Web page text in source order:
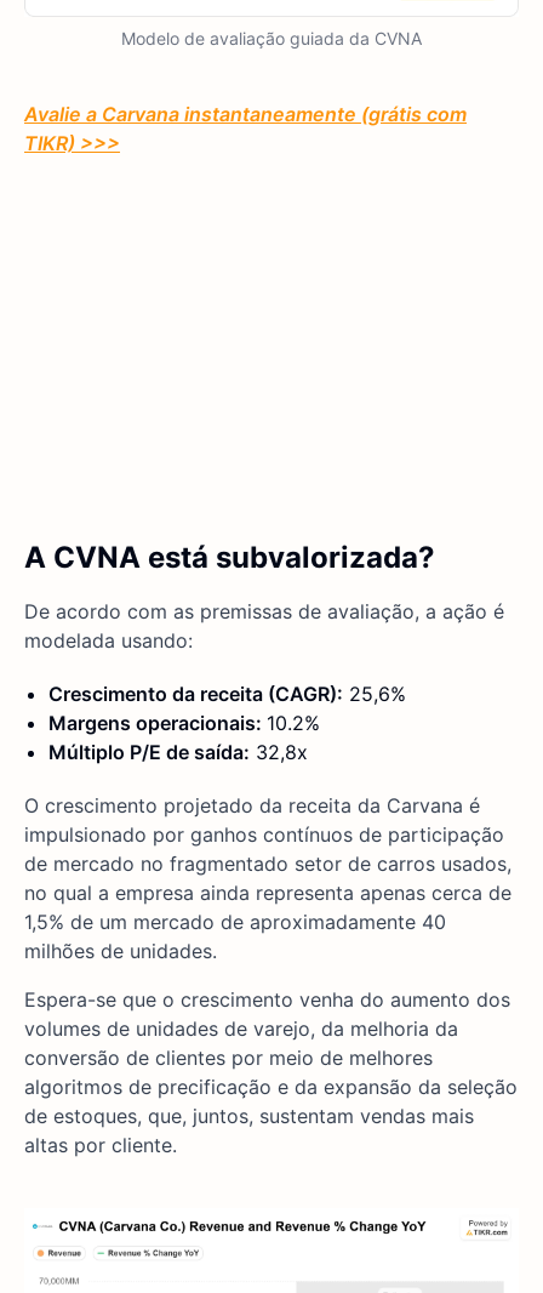
Modelo de avaliação guiada da CVNA
Avalie a Carvana instantaneamente (grátis com
TIKR) >>>
A CVNA está subvalorizada?
De acordo com as premissas de avaliação, a ação é
modelada usando:
Crescimento da receita (CAGR): 25,6%
Margens operacionais: 10.2%
Múltiplo P/E de saída: 32,8x
O crescimento projetado da receita da Carvana é
impulsionado por ganhos contínuos de participação
de mercado no fragmentado setor de carros usados,
no qual a empresa ainda representa apenas cerca de
1,5% de um mercado de aproximadamente 40
milhões de unidades.
Espera-se que o crescimento venha do aumento dos
volumes de unidades de varejo, da melhoria da
conversão de clientes por meio de melhores
algoritmos de precificação e da expansão da seleção
de estoques, que, juntos, sustentam vendas mais
altas por cliente.